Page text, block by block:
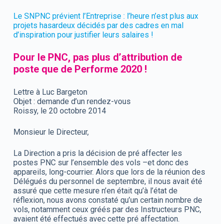
Le SNPNC prévient l’Entreprise : l’heure n’est plus aux
projets hasardeux décidés par des cadres en mal
d’inspiration pour justifier leurs salaires !
Pour le PNC, pas plus d’attribution de
poste que de Performe 2020 !
Lettre à Luc Bargeton
Objet : demande d’un rendez-vous
Roissy, le 20 octobre 2014
Monsieur le Directeur,
La Direction a pris la décision de pré affecter les
postes PNC sur l’ensemble des vols –et donc des
appareils, long-courrier. Alors que lors de la réunion des
Délégués du personnel de septembre, il nous avait été
assuré que cette mesure n’en était qu’à l’état de
réflexion, nous avons constaté qu’un certain nombre de
vols, notamment ceux gréés par des Instructeurs PNC,
avaient été effectués avec cette pré affectation.